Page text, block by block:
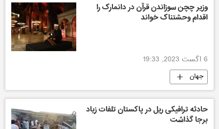
وزیر چچن سوزاندن قرآن در دانمارک را
اقدام وحشتناک خواند
6 اگست 2023, 19:33
جهان
حادثه ترافیکی ریل در پاکستان تلفات زیاد
برجا گذاشت